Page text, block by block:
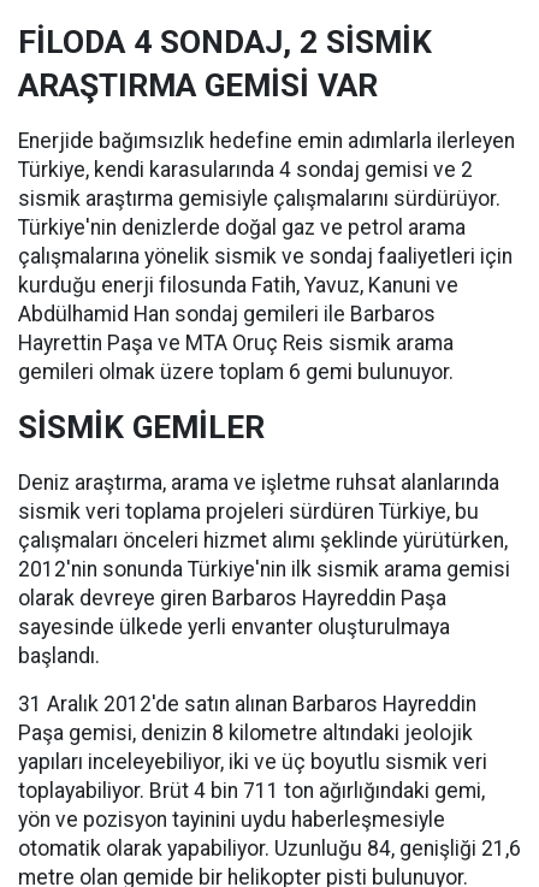
FİLODA 4 SONDAJ, 2 SİSMİK
ARAŞTIRMA GEMİSİ VAR
Enerjide bağımsızlık hedefine emin adımlarla ilerleyen
Türkiye, kendi karasularında 4 sondaj gemisi ve 2
sismik araştırma gemisiyle çalışmalarını sürdürüyor.
Türkiye'nin denizlerde doğal gaz ve petrol arama
çalışmalarına yönelik sismik ve sondaj faaliyetleri için
kurduğu enerji filosunda Fatih, Yavuz, Kanuni ve
Abdülhamid Han sondaj gemileri ile Barbaros
Hayrettin Paşa ve MTA Oruç Reis sismik arama
gemileri olmak üzere toplam 6 gemi bulunuyor.
SİSMİK GEMİLER
Deniz araştırma, arama ve işletme ruhsat alanlarında
sismik veri toplama projeleri sürdüren Türkiye, bu
çalışmaları önceleri hizmet alımı şeklinde yürütürken,
2012'nin sonunda Türkiye'nin ilk sismik arama gemisi
olarak devreye giren Barbaros Hayreddin Paşa
sayesinde ülkede yerli envanter oluşturulmaya
başlandı.
31 Aralık 2012'de satın alınan Barbaros Hayreddin
Paşa gemisi, denizin 8 kilometre altındaki jeolojik
yapıları inceleyebiliyor, iki ve üç boyutlu sismik veri
toplayabiliyor. Brüt 4 bin 711 ton ağırlığındaki gemi,
yön ve pozisyon tayinini uydu haberleşmesiyle
otomatik olarak yapabiliyor. Uzunluğu 84, genişliği 21,6
metre olan gemide bir helikopter pisti bulunuyor.